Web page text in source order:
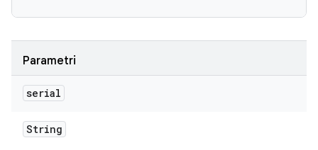
Parametri
serial
String